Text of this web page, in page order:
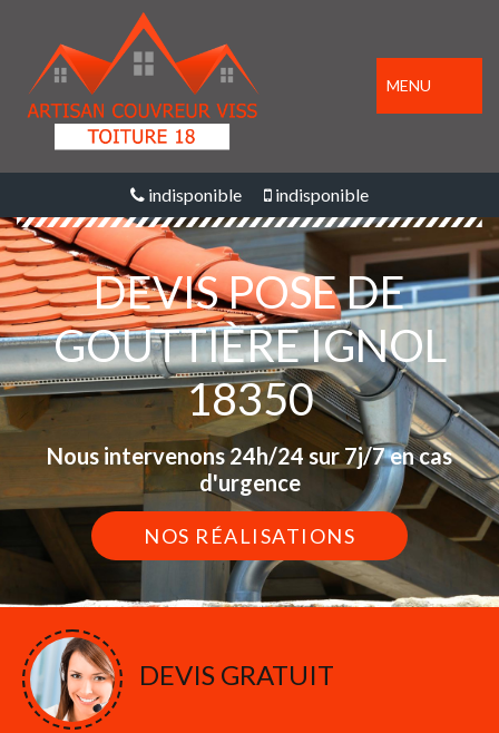
MENU
indisponible indisponible
DEVIS POSE DE
GOUTTIÈRE IGNOL
18350
Nous intervenons 24h/24 sur 7j/7 en cas
d'urgence
NOS RÉALISATIONS
DEVIS GRATUIT